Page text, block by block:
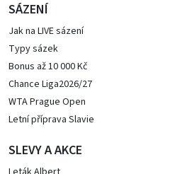
SÁZENÍ
Jak na LIVE sázení
Typy sázek
Bonus až 10 000 Kč
Chance Liga2026/27
WTA Prague Open
Letní příprava Slavie
SLEVY A AKCE